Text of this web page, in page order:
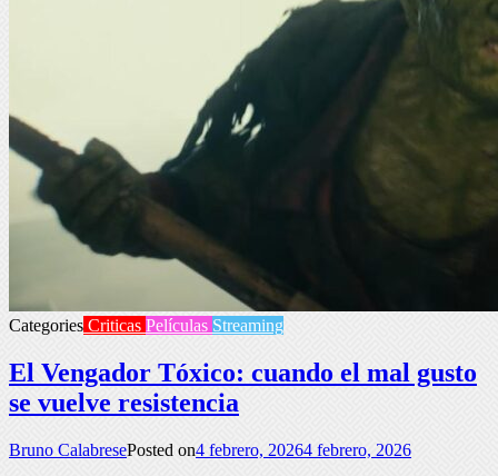
Categories Criticas Películas Streaming
El Vengador Tóxico: cuando el mal gusto
se vuelve resistencia
Bruno CalabresePosted on4 febrero, 20264 febrero, 2026